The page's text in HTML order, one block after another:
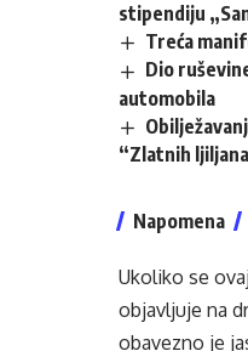
stipendiju
Treća
Dio
automobila
“Zlatnih
Napomena
Ukoliko se
objavljuje na
obavezno je